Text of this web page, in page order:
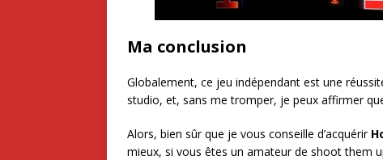
Ma conclusion
Globalement, ce jeu indépendant est une
studio, et, sans me tromper, je peux affirmer
Alors, bien sûr que je vous conseille d’acquérir
mieux, si vous êtes un amateur de shoot them